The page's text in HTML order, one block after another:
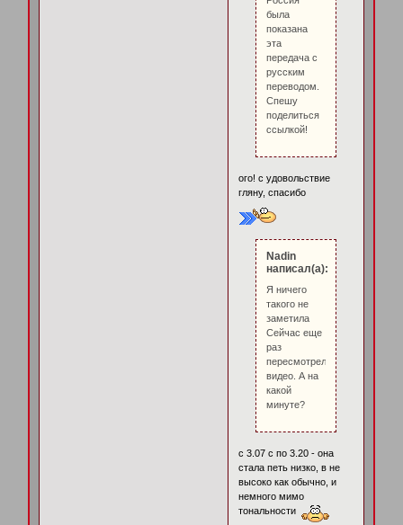
была
показана
эта
передача с
русским
переводом.
Спешу
поделиться
ссылкой!
ого! с удовольствие
гляну, спасибо
Nadin
написал(а):
Я ничего
такого не
заметила
Сейчас еще
раз
пересмотрела
видео. А на
какой
минуте?
с 3.07 с по 3.20 - она
стала петь низко, в не
высоко как обычно, и
немного мимо
тональности